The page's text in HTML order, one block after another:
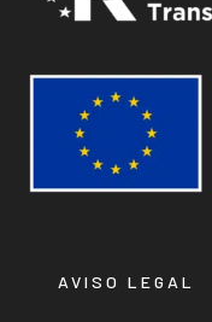
AVISO LEGAL